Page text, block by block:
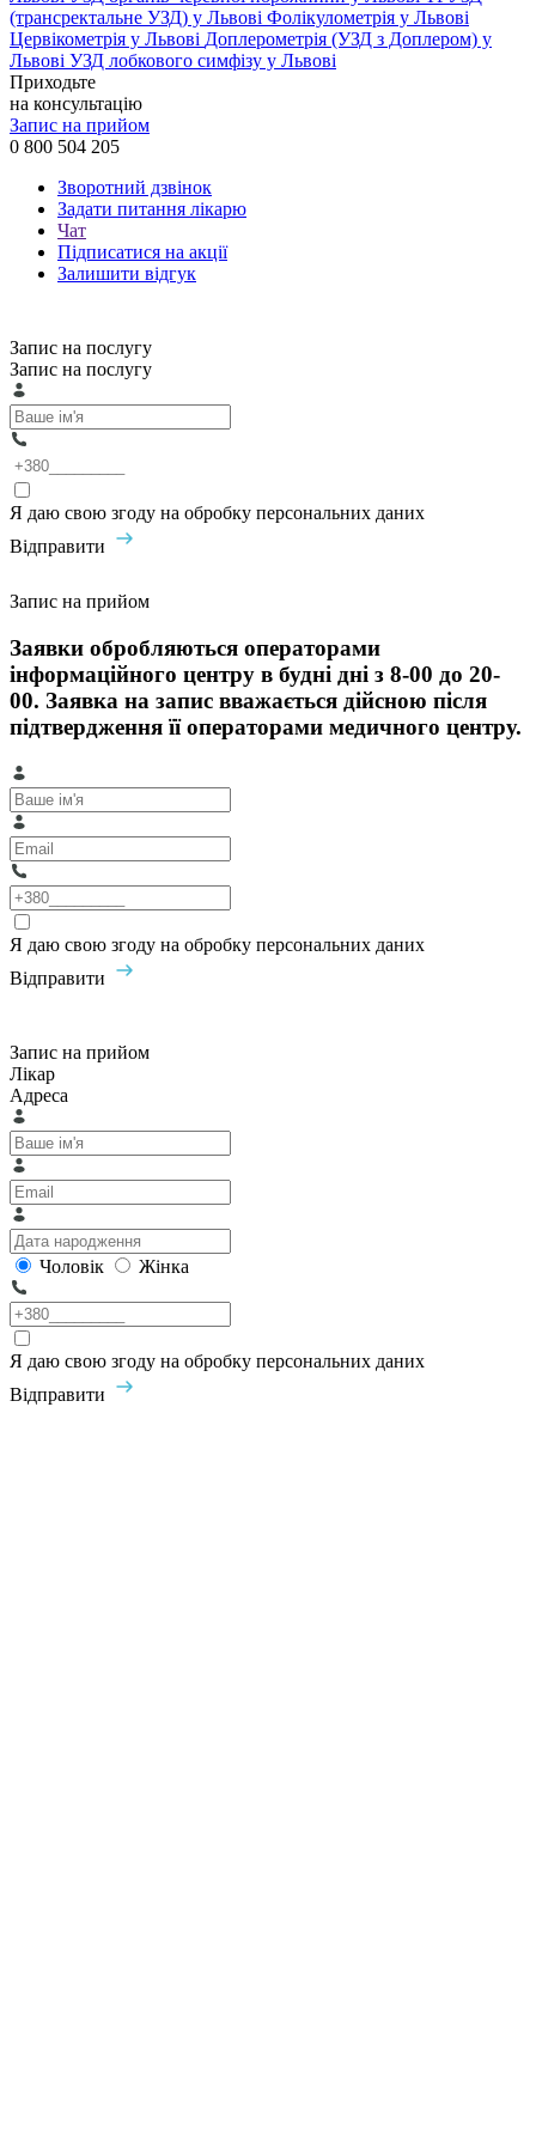
(трансректальне УЗД) у Львові Фолікулометрія у Львові
Цервікометрія у Львові Доплерометрія (УЗД з Доплером) у
Львові УЗД лобкового симфізу у Львові
Приходьте
на консультацію
Запис на прийом
0 800 504 205
Зворотний дзвінок
Задати питання лікарю
Чат
Підписатися на акції
Залишити відгук
Запис на послугу
Запис на послугу
Я даю свою згоду на обробку персональних даних
Відправити
Запис на прийом
Заявки обробляються операторами
інформаційного центру в будні дні з 8-00 до 20-
00. Заявка на запис вважається дійсною після
підтвердження її операторами медичного центру.
Я даю свою згоду на обробку персональних даних
Відправити
Запис на прийом
Лікар
Адреса
Чоловік Жінка
Я даю свою згоду на обробку персональних даних
Відправити